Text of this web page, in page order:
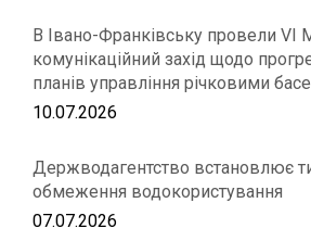
В Івано-Франківську провели VІ
комунікаційний захід щодо
планів управління річковими
10.07.2026
Держводагентство встановлює
обмеження водокористування
07.07.2026